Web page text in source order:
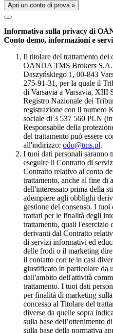
Apri un conto di prova »
Informativa sulla privacy di
Conto demo, informazioni e
Il titolare del trattamento dei
OANDA TMS Brokers
Daszyńskiego 1, 00-843
275-91-31, per la quale il
di Varsavia a Varsavia, XIII
Registro Nazionale dei
registrazione con il numero
sociale di 3 537 560 PLN
Responsabile della
del trattamento può essere
all'indirizzo: odo@tms.pl.
I tuoi dati personali saranno
eseguire il Contratto di
Contratto relativo al conto
trattamento, anche al fine di
dell'interessato prima della
adempiere agli obblighi
gestione del consenso. I
trattati per le finalità degli
trattamento, quali l'esercizio
derivanti dal Contratto
di servizi informativi ed
delle frodi o il marketing
il contatto con te in casi
giustificato in particolare da
dall'ambito dell'attività
trattamento. I tuoi dati
per finalità di marketing
concesso al Titolare del
diverse da quelle sopra
sulla base dell’ottenimento
sulla base della normativa